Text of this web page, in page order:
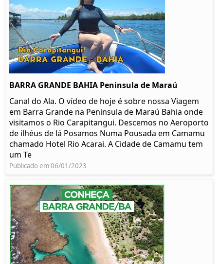
BARRA GRANDE BAHIA Peninsula de Maraú
Canal do Ala. O vídeo de hoje é sobre nossa Viagem
em Barra Grande na Peninsula de Maraú Bahia onde
visitamos o Rio Carapitangui. Descemos no Aeroporto
de ilhéus de lá Posamos Numa Pousada em Camamu
chamado Hotel Rio Acarai. A Cidade de Camamu tem
um Te
Publicado em 06/01/2023